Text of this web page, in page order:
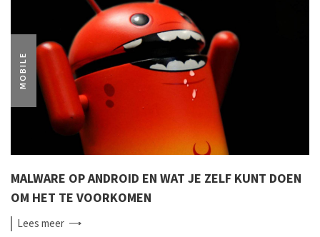
MOBILE
MALWARE OP ANDROID EN WAT JE ZELF KUNT DOEN
OM HET TE VOORKOMEN
Leesmeer